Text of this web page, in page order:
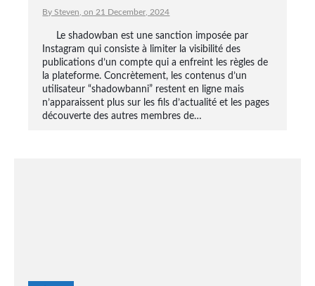
By Steven, on 21 December, 2024
Le shadowban est une sanction imposée par
Instagram qui consiste à limiter la visibilité des
publications d’un compte qui a enfreint les règles de
la plateforme. Concrètement, les contenus d’un
utilisateur “shadowbanni” restent en ligne mais
n’apparaissent plus sur les fils d’actualité et les pages
découverte des autres membres de…